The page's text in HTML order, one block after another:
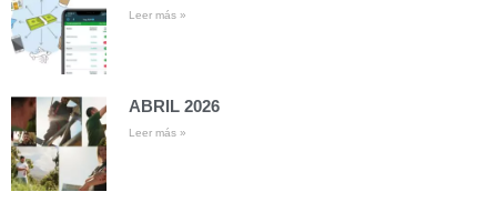
Leer más »
ABRIL 2026
Leer más »